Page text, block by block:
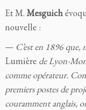
Et M. Mesguich
nouvelle :
— C’est en 1896 que,
Lumière de Lyon-
comme opérateur.
premiers postes de
couramment anglais,